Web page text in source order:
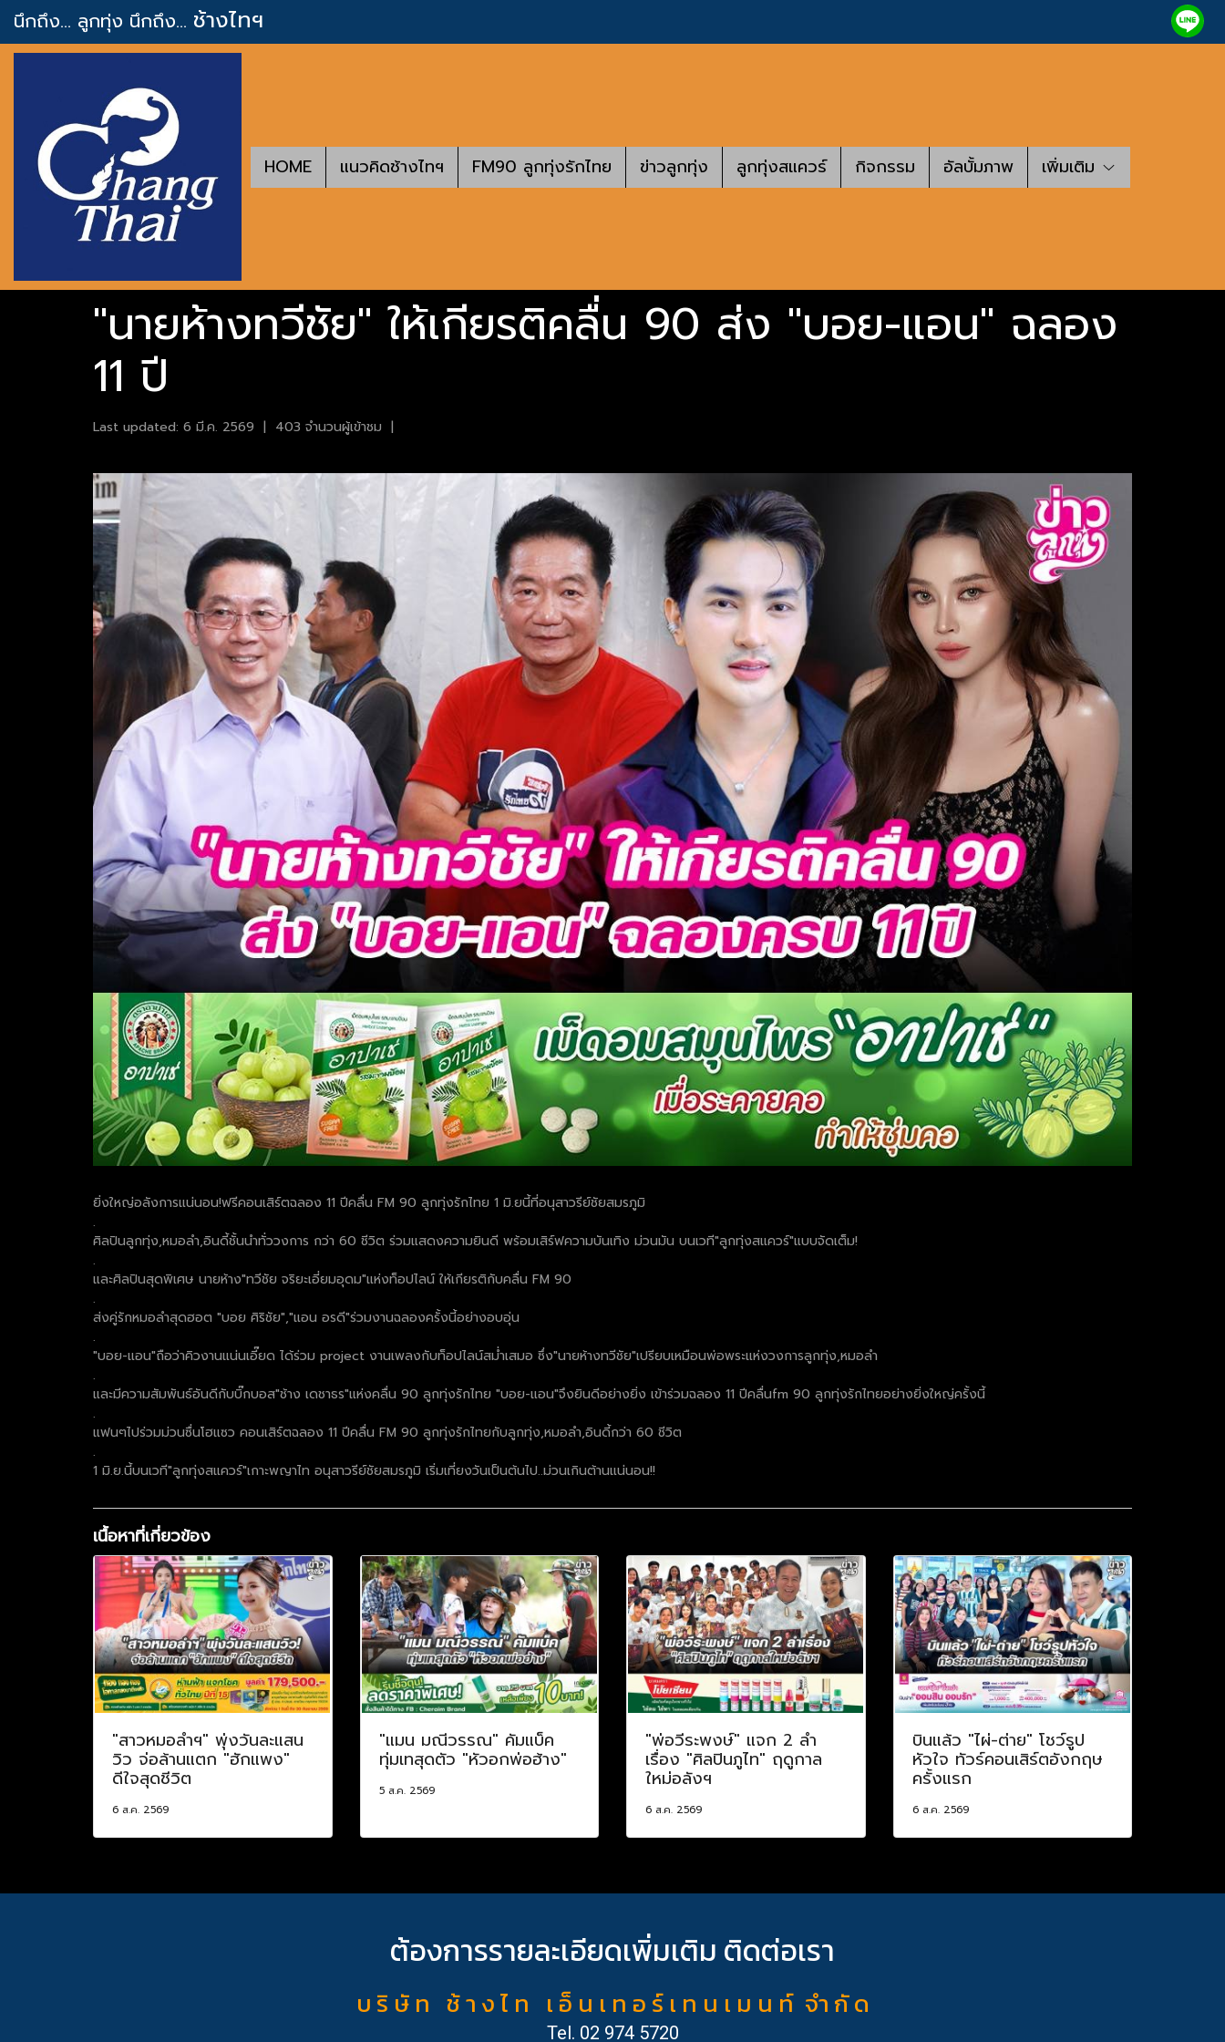
นึกถึง... ลูกทุ่ง นึกถึง... ช้างไทฯ
HOME แนวคิดช้างไทฯ FM90 ลูกทุ่งรักไทย ข่าวลูกทุ่ง ลูกทุ่งสแควร์ กิจกรรม อัลบั้มภาพ เพิ่มเติม
"นายห้างทวีชัย" ให้เกียรติคลื่น 90 ส่ง "บอย-แอน" ฉลอง
11 ปี
Last updated: 6 มี.ค. 2569 | 403 จำนวนผู้เข้าชม |
ยิ่งใหญ่อลังการแน่นอน!ฟรีคอนเสิร์ตฉลอง 11 ปีคลื่น FM 90 ลูกทุ่งรักไทย 1 มิ.ยนี้ที่อนุสาวรีย์ชัยสมรภูมิ
.
ศิลปินลูกทุ่ง,หมอลํา,อินดี้ชั้นนำทั่ววงการ กว่า 60 ชีวิต ร่วมแสดงความยินดี พร้อมเสิร์ฟความบันเทิง ม่วนมัน บนเวที"ลูกทุ่งสแควร์"แบบจัดเต็ม!
.
และศิลปินสุดพิเศษ นายห้าง"ทวีชัย จริยะเอี่ยมอุดม"แห่งท็อปไลน์ ให้เกียรติกับคลื่น FM 90
.
ส่งคู่รักหมอลำสุดฮอต "บอย ศิริชัย","แอน อรดี"ร่วมงานฉลองครั้งนี้อย่างอบอุ่น
.
"บอย-แอน"ถือว่าคิวงานแน่นเอี๊ยด ได้ร่วม project งานเพลงกับท็อปไลน์สม่ำเสมอ ซึ่ง"นายห้างทวีชัย"เปรียบเหมือนพ่อพระแห่งวงการลูกทุ่ง,หมอลำ
.
และมีความสัมพันธ์อันดีกับบิ๊กบอส"ช้าง เดชาธร"แห่งคลื่น 90 ลูกทุ่งรักไทย "บอย-แอน"จึงยินดีอย่างยิ่ง เข้าร่วมฉลอง 11 ปีคลื่นfm 90 ลูกทุ่งรักไทยอย่างยิ่งใหญ่ครั้งนี้
.
แฟนๆไปร่วมม่วนซื่นโฮแซว คอนเสิร์ตฉลอง 11 ปีคลื่น FM 90 ลูกทุ่งรักไทยกับลูกทุ่ง,หมอลํา,อินดี้กว่า 60 ชีวิต
.
1 มิ.ย.นี้บนเวที"ลูกทุ่งสแควร์"เกาะพญาไท อนุสาวรีย์ชัยสมรภูมิ เริ่มเที่ยงวันเป็นต้นไป..ม่วนเกินต้านแน่นอน!!
เนื้อหาที่เกี่ยวข้อง
"สาวหมอลำฯ" พุ่งวันละแสน
วิว จ่อล้านแตก "ฮักแพง"
ดีใจสุดชีวิต
6 ส.ค. 2569
"แมน มณีวรรณ" คัมแบ็ค
ทุ่มเทสุดตัว "หัวอกพ่อฮ้าง"
5 ส.ค. 2569
"พ่อวีระพงษ์" แจก 2 ลำ
เรื่อง "ศิลปินภูไท" ฤดูกาล
ใหม่อลังฯ
6 ส.ค. 2569
บินแล้ว "ไผ่-ต่าย" โชว์รูป
หัวใจ ทัวร์คอนเสิร์ตอังกฤษ
ครั้งแรก
6 ส.ค. 2569
ต้องการรายละเอียดเพิ่มเติม ติดต่อเรา
บ ริ ษั ท ช้ า ง ไ ท เ อ็ น เ ท อ ร์ เ ท น เ ม น ท์ จำ กั ด
Tel. 02 974 5720